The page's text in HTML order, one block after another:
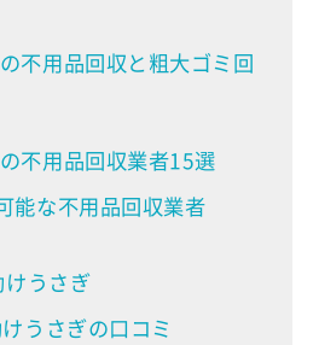
不用品回収と粗大ゴミ回
不用品回収業者15選
能な不用品回収業者
うさぎ
うさぎの口コミ